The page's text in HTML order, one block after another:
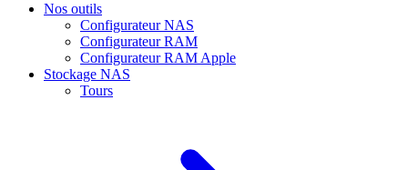
Nos outils
Configurateur NAS
Configurateur RAM
Configurateur RAM Apple
Stockage NAS
Tours